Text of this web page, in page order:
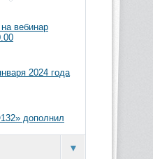
вебинар
2024 года
дополнил